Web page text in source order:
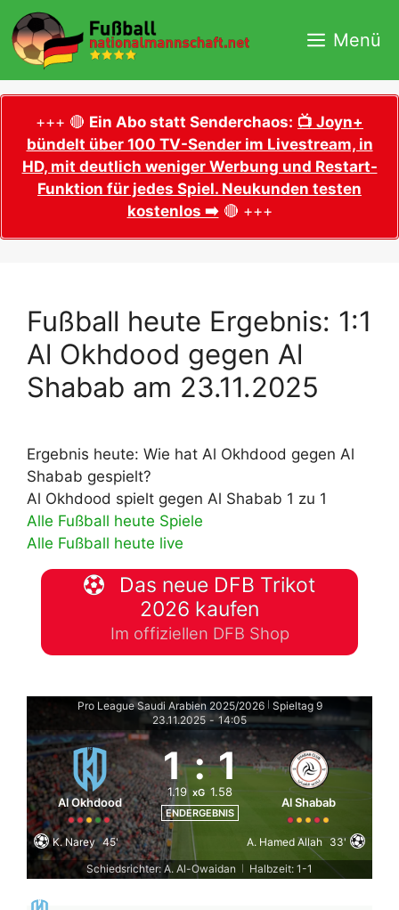
Zum
Inhalt
springen
Menü
+++ 🔴 Ein Abo statt Senderchaos: 📺 Joyn+
bündelt über 100 TV-Sender im Livestream, in
HD, mit deutlich weniger Werbung und Restart-
Funktion für jedes Spiel. Neukunden testen
kostenlos ➡️🔴 +++
Fußball heute Ergebnis: 1:1
Al Okhdood gegen Al
Shabab am 23.11.2025
Ergebnis heute: Wie hat Al Okhdood gegen Al
Shabab gespielt?
Al Okhdood spielt gegen Al Shabab 1 zu 1
Alle Fußball heute Spiele
Alle Fußball heute live
Das neue DFB Trikot
2026 kaufen
Im offiziellen DFB Shop
Pro League Saudi Arabien 2025/2026
Spieltag 9
23.11.2025 - 14:05
Al Okhdood
1 : 1
1.19 xG 1.58
ENDERGEBNIS
Al Shabab
K. Narey 45' A. Hamed Allah 33'
Schiedsrichter: A. Al-Owaidan
Halbzeit: 1-1